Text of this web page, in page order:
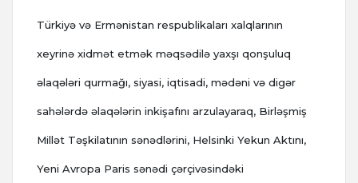
Türkiyə və Ermənistan respublikaları xalqlarının
xeyrinə xidmət etmək məqsədilə yaxşı qonşuluq
əlaqələri qurmağı, siyasi, iqtisadi, mədəni və digər
sahələrdə əlaqələrin inkişafını arzulayaraq, Birləşmiş
Millət Təşkilatının sənədlərini, Helsinki Yekun Aktını,
Yeni Avropa Paris sənədi çərçivəsindəki